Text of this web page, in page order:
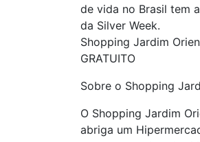
de vida no Brasil tem
da Silver Week.
Shopping Jardim
GRATUITO
Sobre o Shopping
O Shopping Jardim
abriga um